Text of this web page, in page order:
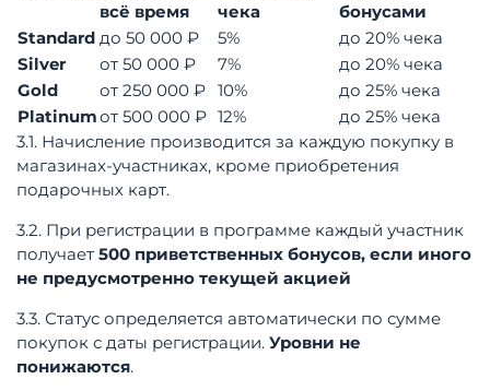
всё время
чека
бонусами
Standard до 50 000 ₽ 5%
до 20% чека
Silver
от 50 000 ₽ 7%
до 20% чека
Gold
от 250 000 ₽ 10%
до 25% чека
Platinumот 500 000 ₽ 12%
до 25% чека
3.1. Начисление производится за каждую покупку в
магазинах-участниках, кроме приобретения
подарочных карт.
3.2. При регистрации в программе каждый участник
получает 500 приветственных бонусов, если иного
не предусмотренно текущей акцией
3.3. Статус определяется автоматически по сумме
покупок с даты регистрации. Уровни не
понижаются.